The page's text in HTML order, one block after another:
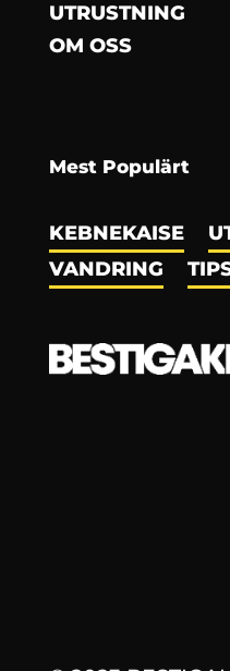
UTRUSTNING
OM OSS
Mest Populärt
KEBNEKAISE
VANDRING